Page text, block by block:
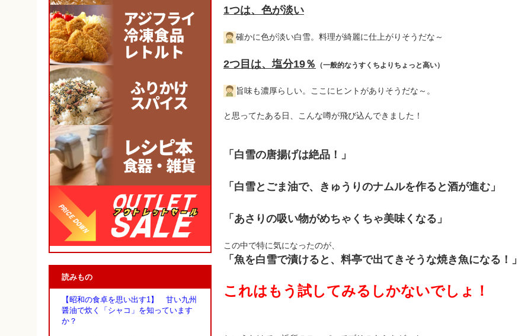
1つは、色が淡い
確かに色が淡い白雪。料理が綺麗に仕上がりそうだな～
2つ目は、塩分19％ （一般的なうすくちよりちょっと高い）
旨味も濃厚らしい。ここにヒントがありそうだな～。
と思ってたある日、こんな噂が飛び込んできました！
「白雪の唐揚げは絶品！」
「白雪とごま油で、きゅうりのナムルを作ると酒が進む」
「あさりの吸い物がめちゃくちゃ美味くなる」
この中で特に気になったのが、
「魚を白雪で漬けると、料亭で出てきそうな焼き魚になる！」
これはもう試してみるしかないでしょ！
読みもの
【昭和の食卓を思い出す1】 甘い九州
醤油で炊く「シャコ」を知っています
か？